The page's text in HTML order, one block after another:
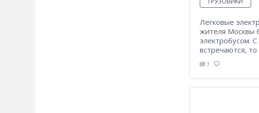
Легковые
жителя Москвы
электробусом.
встречаются,
3